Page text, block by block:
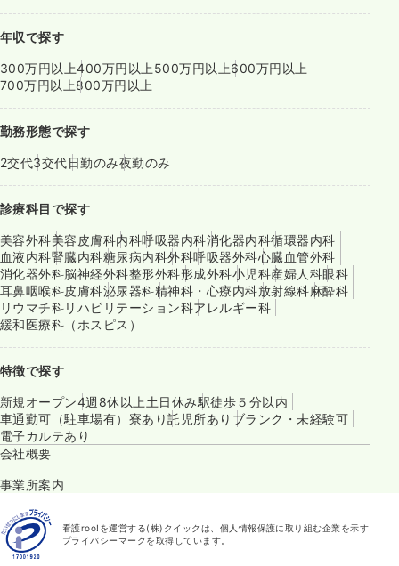
年収で探す
300万円以上400万円以上 500万円以上600万円以上
700万円以上800万円以上
勤務形態で探す
2交代3交代日勤のみ夜勤のみ
診療科目で探す
美容外科美容皮膚科内科呼吸器内科消化器内科循環器内科
血液内科腎臓内科糖尿病内科外科呼吸器外科心臓血管外科
消化器外科脳神経外科整形外科形成外科小児科産婦人科眼科
耳鼻咽喉科皮膚科泌尿器科精神科・心療内科放射線科麻酔科
リウマチ科リハビリテーション科アレルギー科
緩和医療科（ホスピス）
特徴で探す
新規オープン4週8休以上 土日休み駅徒歩５分以内
車通勤可（駐車場有） 寮あり託児所あり ブランク・未経験可
電子カルテあり
会社概要
事業所案内
看護roo!を運営する(株)クイックは、個人情報保護に取り組む企業を示す
プライバシーマークを取得しています。